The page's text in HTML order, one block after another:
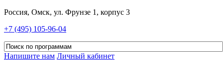
Россия, Омск, ул. Фрунзе 1, корпус 3
+7 (495) 105-96-04
Напишите нам Личный кабинет